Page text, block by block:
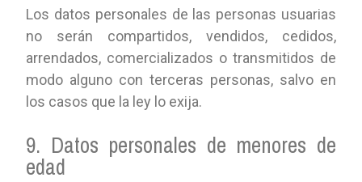
Los datos personales de las personas usuarias
no serán compartidos, vendidos, cedidos,
arrendados, comercializados o transmitidos de
modo alguno con terceras personas, salvo en
los casos que la ley lo exija.
9. Datos personales de menores de
edad